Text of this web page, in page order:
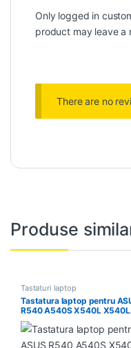
Only logged in
product may leave a
There are no
Produse
Tastaturi laptop
Tastatura laptop pentru
R540 A540S X540L
X544 X540S